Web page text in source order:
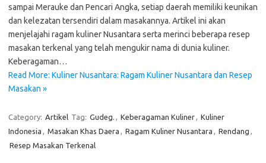
sampai Merauke dan Pencari Angka, setiap daerah memiliki keunikan
dan kelezatan tersendiri dalam masakannya. Artikel ini akan
menjelajahi ragam kuliner Nusantara serta merinci beberapa resep
masakan terkenal yang telah mengukir nama di dunia kuliner.
Keberagaman…
Read More: Kuliner Nusantara: Ragam Kuliner Nusantara dan Resep
Masakan »
Category: Artikel Tag: Gudeg. , Keberagaman Kuliner, Kuliner
Indonesia , Masakan Khas Daera , Ragam Kuliner Nusantara , Rendang ,
Resep Masakan Terkenal